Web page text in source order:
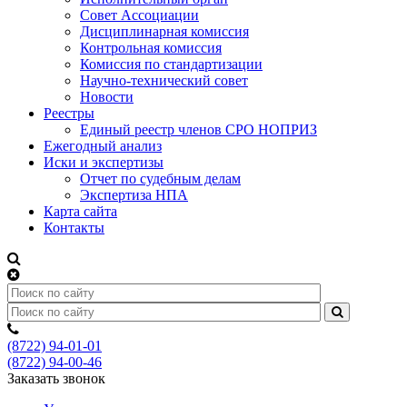
Совет Ассоциации
Дисциплинарная комиссия
Контрольная комиссия
Комиссия по стандартизации
Научно-технический совет
Новости
Реестры
Единый реестр членов СРО НОПРИЗ
Ежегодный анализ
Иски и экспертизы
Отчет по судебным делам
Экспертиза НПА
Карта сайта
Контакты
(8722) 94-01-01
(8722) 94-00-46
Заказать звонок